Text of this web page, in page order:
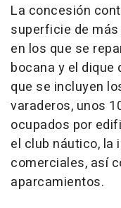
La concesión
superficie de
en los que se
bocana y el dique
que se incluyen
varaderos, unos
ocupados por
el club náutico,
comerciales, así
aparcamientos.